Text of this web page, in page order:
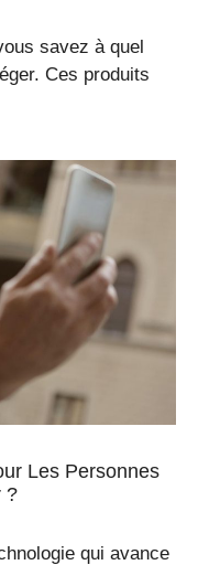
savez à quel
Ces produits
Les Personnes
?
qui avance